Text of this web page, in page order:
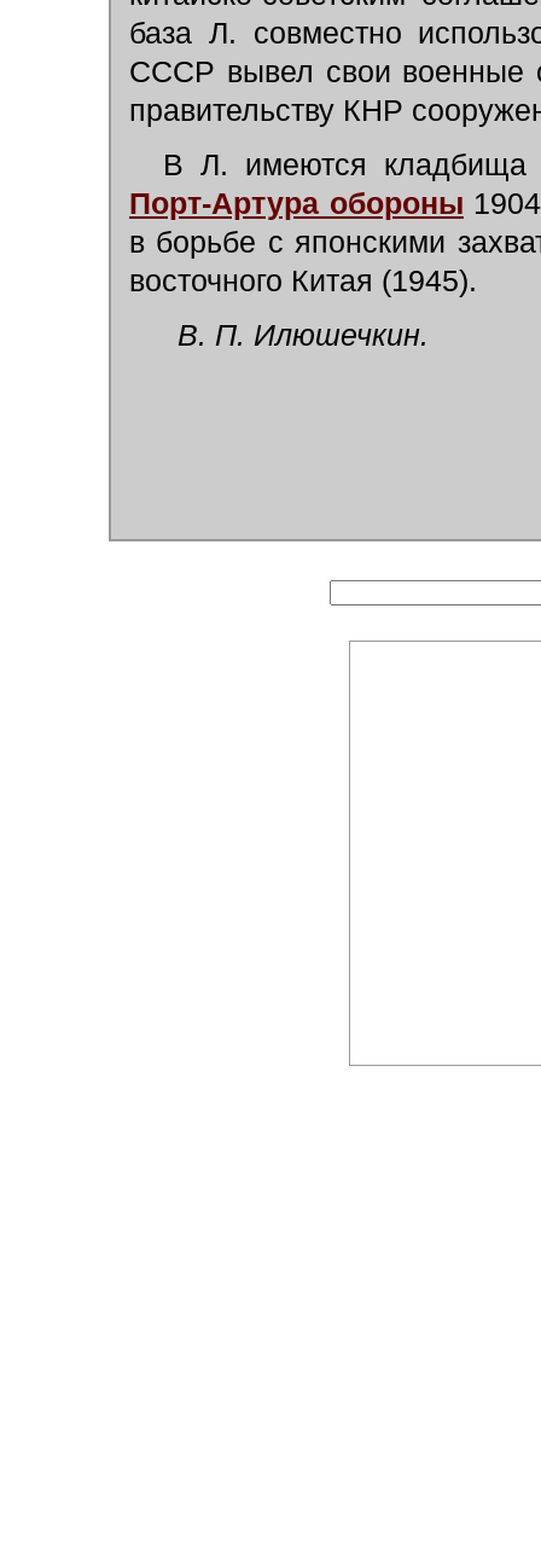
база Л. совместно
СССР вывел свои военные
правительству КНР
В Л. имеются кладбища
Порт-Артура обороны
в борьбе с японскими
восточного Китая (1945).
В. П. Илюшечкин.